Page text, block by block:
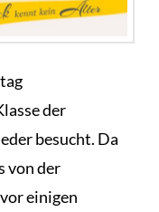
der
besucht. Da
von der
einigen